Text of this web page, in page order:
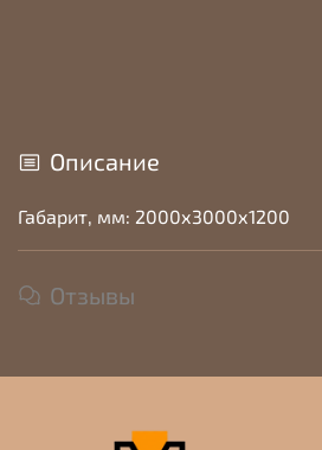
Описание
Габарит, мм: 2000х3000х1200
Отзывы